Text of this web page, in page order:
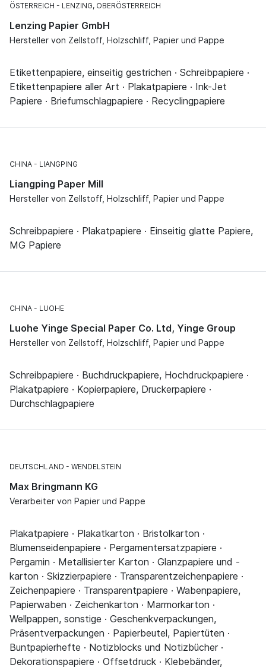
ÖSTERREICH LENZING, OBERÖSTERREICH
Lenzing Papier GmbH
Hersteller von Zellstoff, Holzschliff, Papier und Pappe
Etikettenpapiere, einseitig gestrichen · Schreibpapiere ·
Etikettenpapiere aller Art · Plakatpapiere · Ink-Jet
Papiere · Briefumschlagpapiere · Recyclingpapiere
CHINA LIANGPING
Liangping Paper Mill
Hersteller von Zellstoff, Holzschliff, Papier und Pappe
Schreibpapiere · Plakatpapiere · Einseitig glatte Papiere,
MG Papiere
CHINA LUOHE
Luohe Yinge Special Paper Co. Ltd, Yinge Group
Hersteller von Zellstoff, Holzschliff, Papier und Pappe
Schreibpapiere · Buchdruckpapiere, Hochdruckpapiere ·
Plakatpapiere · Kopierpapiere, Druckerpapiere ·
Durchschlagpapiere
DEUTSCHLAND WENDELSTEIN
Max Bringmann KG
Verarbeiter von Papier und Pappe
Plakatpapiere · Plakatkarton · Bristolkarton ·
Blumenseidenpapiere · Pergamentersatzpapiere ·
Pergamin · Metallisierter Karton · Glanzpapiere und -
karton · Skizzierpapiere · Transparentzeichenpapiere ·
Zeichenpapiere · Transparentpapiere · Wabenpapiere,
Papierwaben · Zeichenkarton · Marmorkarton ·
Wellpappen, sonstige · Geschenkverpackungen,
Präsentverpackungen · Papierbeutel, Papiertüten ·
Buntpapierhefte · Notizblocks und Notizbücher ·
Dekorationspapiere · Offsetdruck · Klebebänder,